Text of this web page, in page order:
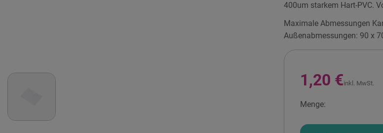
400um starkem Hart-PVC.
Maximale Abmessungen
Außenabmessungen: 90 x
1,20 €inkl. MwSt.
Menge: